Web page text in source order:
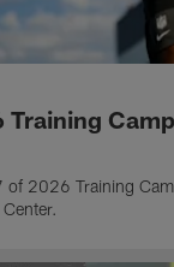
Training
of 2026 Training